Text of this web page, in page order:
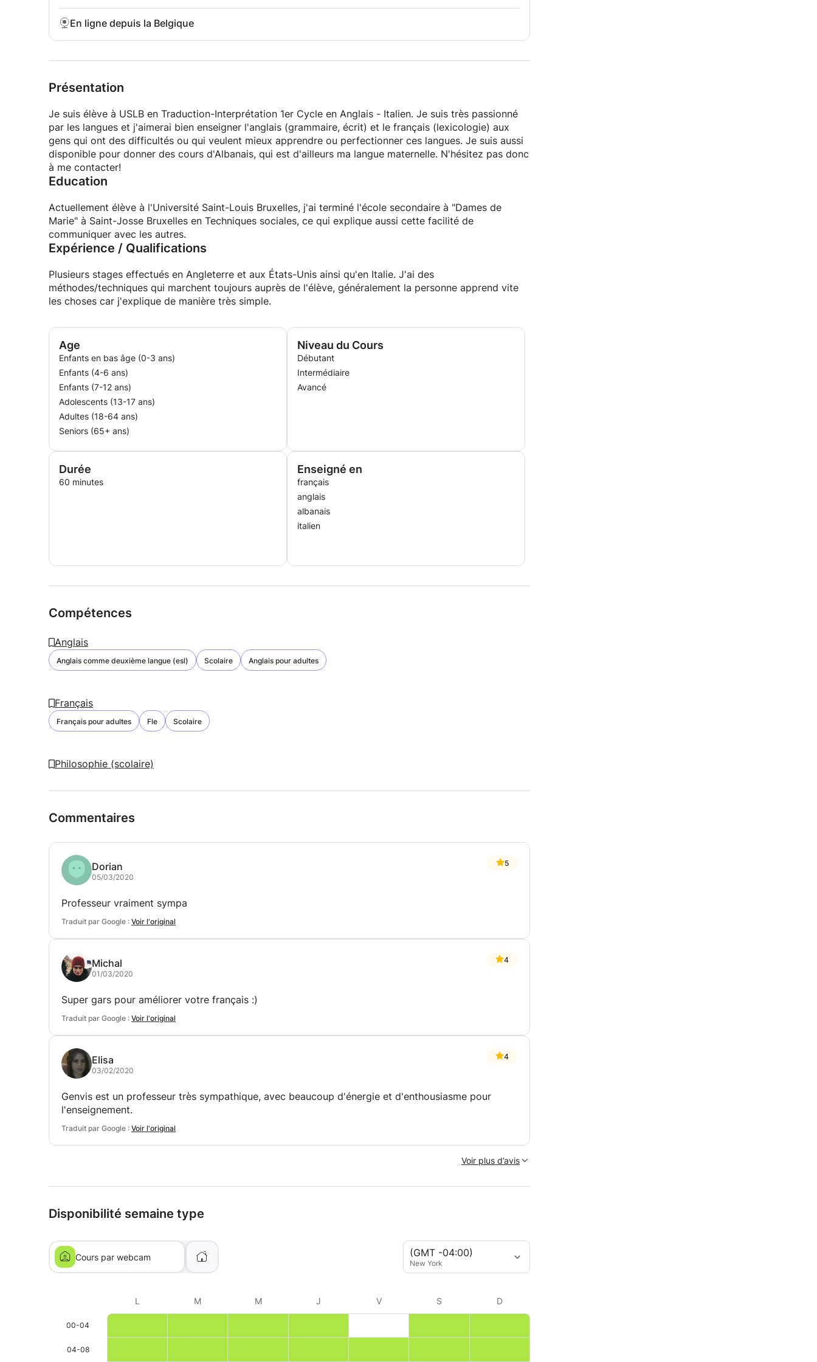
En ligne depuis la Belgique
Présentation
Je suis élève à USLB en Traduction-Interprétation 1er Cycle en Anglais - Italien. Je suis très passionné
par les langues et j'aimerai bien enseigner l'anglais (grammaire, écrit) et le français (lexicologie) aux
gens qui ont des difficultés ou qui veulent mieux apprendre ou perfectionner ces langues. Je suis aussi
disponible pour donner des cours d'Albanais, qui est d'ailleurs ma langue maternelle. N'hésitez pas donc
à me contacter!
Education
Actuellement élève à l'Université Saint-Louis Bruxelles, j'ai terminé l'école secondaire à "Dames de
Marie" à Saint-Josse Bruxelles en Techniques sociales, ce qui explique aussi cette facilité de
communiquer avec les autres.
Expérience / Qualifications
Plusieurs stages effectués en Angleterre et aux États-Unis ainsi qu'en Italie. J'ai des
méthodes/techniques qui marchent toujours auprès de l'élève, généralement la personne apprend vite
les choses car j'explique de manière très simple.
Age
Enfants en bas âge (0-3 ans)
Enfants (4-6 ans)
Enfants (7-12 ans)
Adolescents (13-17 ans)
Adultes (18-64 ans)
Seniors (65+ ans)
Niveau du Cours
Débutant
Intermédiaire
Avancé
Durée
60 minutes
Enseigné en
français
anglais
albanais
italien
Compétences
Anglais
Anglais comme deuxième langue (esl) Scolaire Anglais pour adultes
Français
Français pour adultes Fle Scolaire
Philosophie (scolaire)
Commentaires
Dorian
05/03/2020
5
Professeur vraiment sympa
Traduit par Google : Voir l'original
Michal
01/03/2020
4
Super gars pour améliorer votre français :)
Traduit par Google : Voir l'original
Elisa
03/02/2020
4
Genvis est un professeur très sympathique, avec beaucoup d'énergie et d'enthousiasme pour
l'enseignement.
Traduit par Google : Voir l'original
Voir plus d’avis
Disponibilité semaine type
(GMT -04:00)
New York
Cours par webcam
L M M J V S D
00-04
04-08